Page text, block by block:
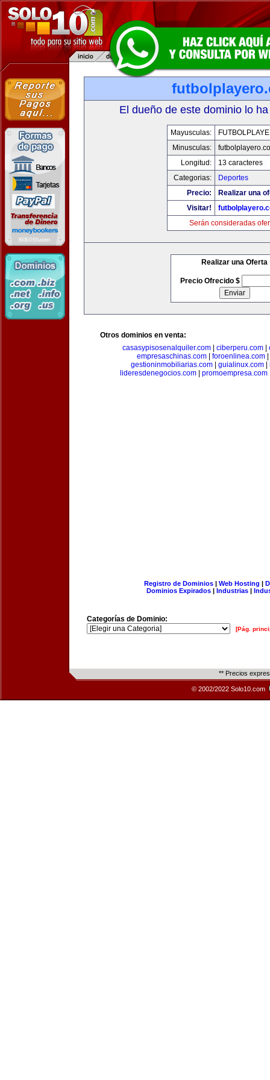
El dueño de este dominio lo
Mayusculas:
Minusculas:
Longitud:
13 caracteres
Categorias:
Deportes
Precio:
Realizar una
Visitar!
Serán consideradas
Realizar una Oferta
Precio Ofrecido $
Otros dominios en venta:
casasypisosenalquiler.com
ciberperu.com
empresaschinas.com| foroenlinea.com|
gestioninmobiliarias.com| guialinux.com|
lideresdenegocios.com
promoempresa.com
Registro de Dominios| Web Hosting |
Dominios Expirados | Industrias |
Categorías de Dominio:
[Pág.
** Precios
© 2002/2022 Solo10.com